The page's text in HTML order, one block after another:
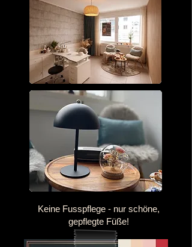
Keine Fusspflege - nur schöne,
gepflegte Füße!